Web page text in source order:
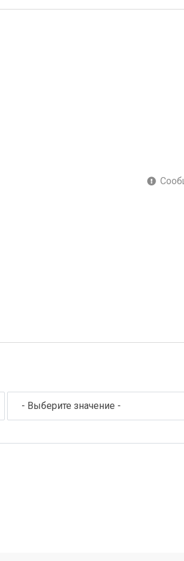
- Выберите значение -